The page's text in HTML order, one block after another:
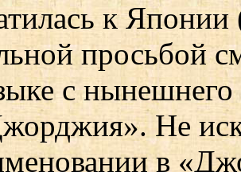
к Японии
просьбой
с нынешнего
Не
в